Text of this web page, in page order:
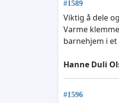
#1589
Viktig å dele
Varme
barnehjem i
Hanne Duli
#1596